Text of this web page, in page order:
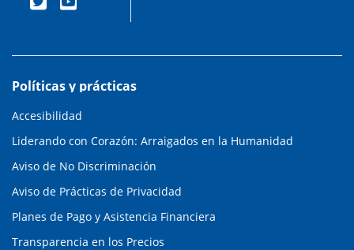
Políticas y prácticas
Accesibilidad
Liderando con Corazón: Arraigados en la Humanidad
Aviso de No Discriminación
Aviso de Prácticas de Privacidad
Planes de Pago y Asistencia Financiera
Transparencia en los Precios